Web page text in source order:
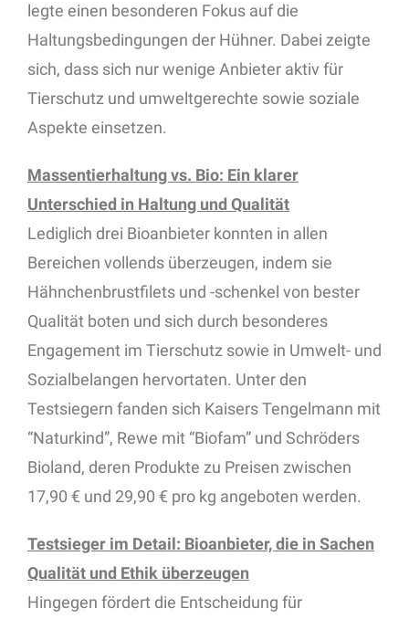
legte einen besonderen Fokus auf die
Haltungsbedingungen der Hühner. Dabei zeigte
sich, dass sich nur wenige Anbieter aktiv für
Tierschutz und umweltgerechte sowie soziale
Aspekte einsetzen.
Massentierhaltung vs. Bio: Ein klarer
Unterschied in Haltung und Qualität
Lediglich drei Bioanbieter konnten in allen
Bereichen vollends überzeugen, indem sie
Hähnchenbrustfilets und -schenkel von bester
Qualität boten und sich durch besonderes
Engagement im Tierschutz sowie in Umwelt- und
Sozialbelangen hervortaten. Unter den
Testsiegern fanden sich Kaisers Tengelmann mit
“Naturkind”, Rewe mit “Biofam” und Schröders
Bioland, deren Produkte zu Preisen zwischen
17,90 € und 29,90 € pro kg angeboten werden.
Testsieger im Detail: Bioanbieter, die in Sachen
Qualität und Ethik überzeugen
Hingegen fördert die Entscheidung für